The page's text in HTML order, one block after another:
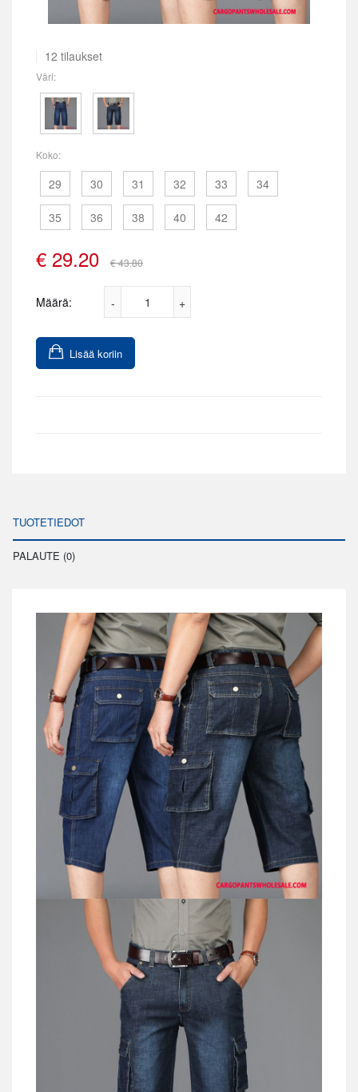
12 tilaukset
Väri:
Koko:
29 30 31 32 33 34
35 36 38 40 42
€ 29.20 € 43.80
Määrä:
Lisää koriin
TUOTETIEDOT
PALAUTE (0)